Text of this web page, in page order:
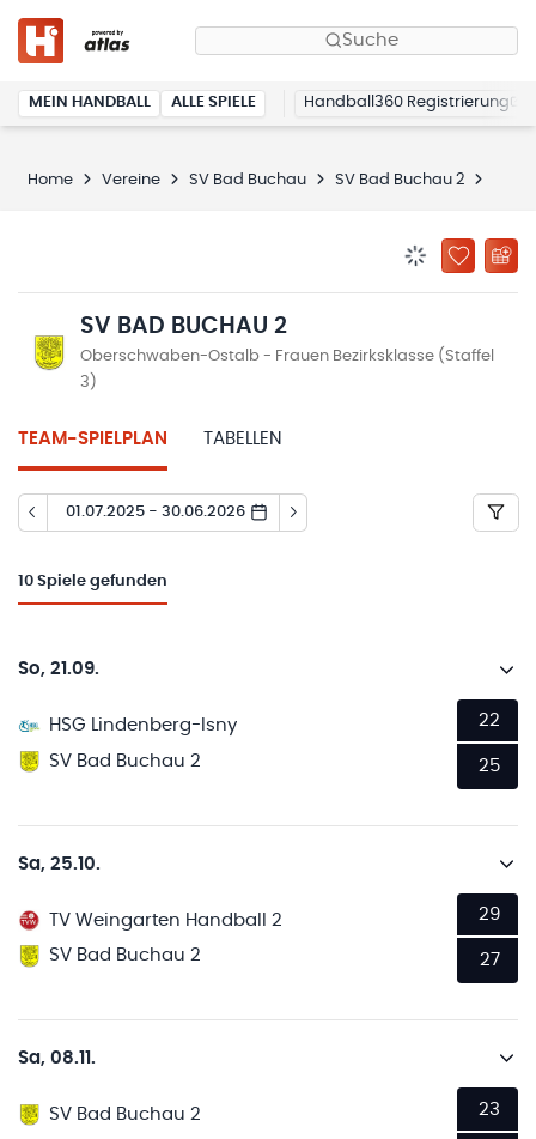
Suche
MEIN HANDBALL ALLE SPIELE Handball360 Registrierung
Home Vereine SV Bad Buchau SV Bad Buchau 2
ZU
SV BAD BUCHAU 2
Oberschwaben-Ostalb - Frauen Bezirksklasse (Staffel
3)
TEAM-SPIELPLAN TABELLEN
01.07.2025 - 30.06.2026
10 Spiele gefunden
So, 21.09.
HSG Lindenberg-Isny
SV Bad Buchau 2
22
25
Sa, 25.10.
TV Weingarten Handball 2
SV Bad Buchau 2
29
27
Sa, 08.11.
SV Bad Buchau 2
23